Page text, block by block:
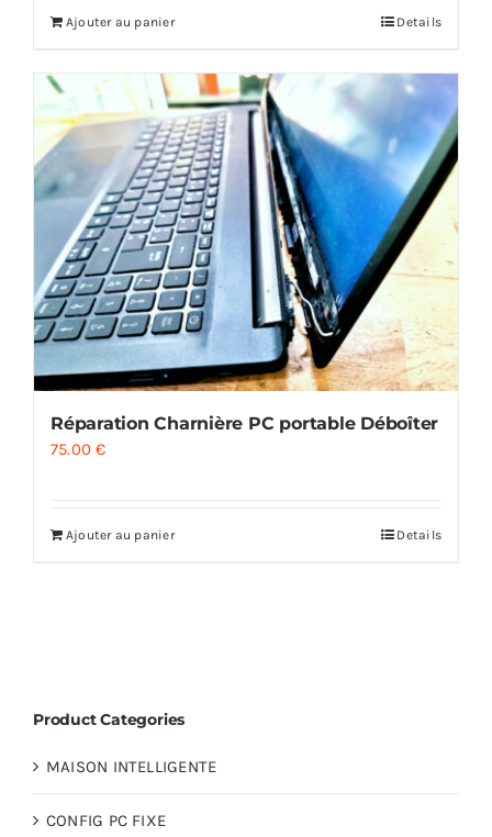
Ajouter au panier Details
Réparation Charnière PC portable Déboîter
75.00€
Ajouter au panier Details
Product Categories
MAISON INTELLIGENTE
CONFIG PC FIXE